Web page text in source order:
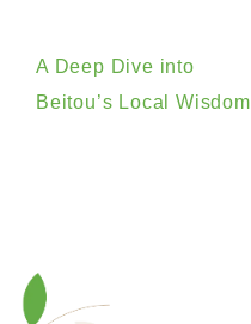
A Deep Dive into
Beitou’s Local Wisdom